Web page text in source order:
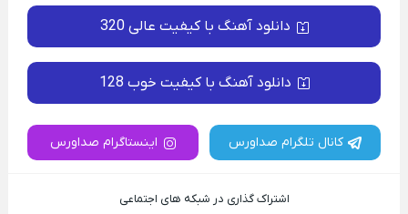
دانلود آهنگ با کیفیت عالی 320
دانلود آهنگ با کیفیت خوب 128
کانال تلگرام صداورس اینستاگرام صداورس
اشتراک گذاری در شبکه های اجتماعی